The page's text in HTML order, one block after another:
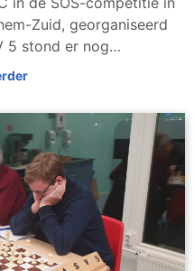
Zuid, georganiseerd
5 stond er nog…